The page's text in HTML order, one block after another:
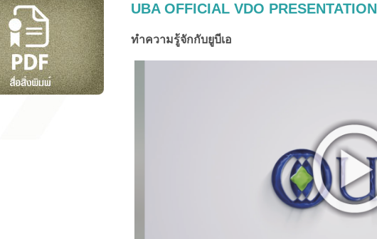
UBA OFFICIAL VDO PRESENTATION
ทำความรู้จักกับยูบีเอ